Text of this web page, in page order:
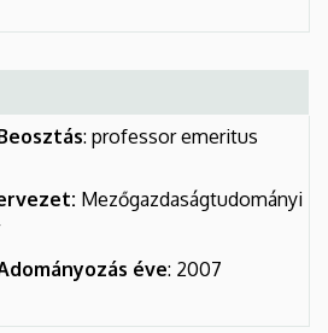
: professor emeritus
Mezőgazdaságtudományi
éve: 2007